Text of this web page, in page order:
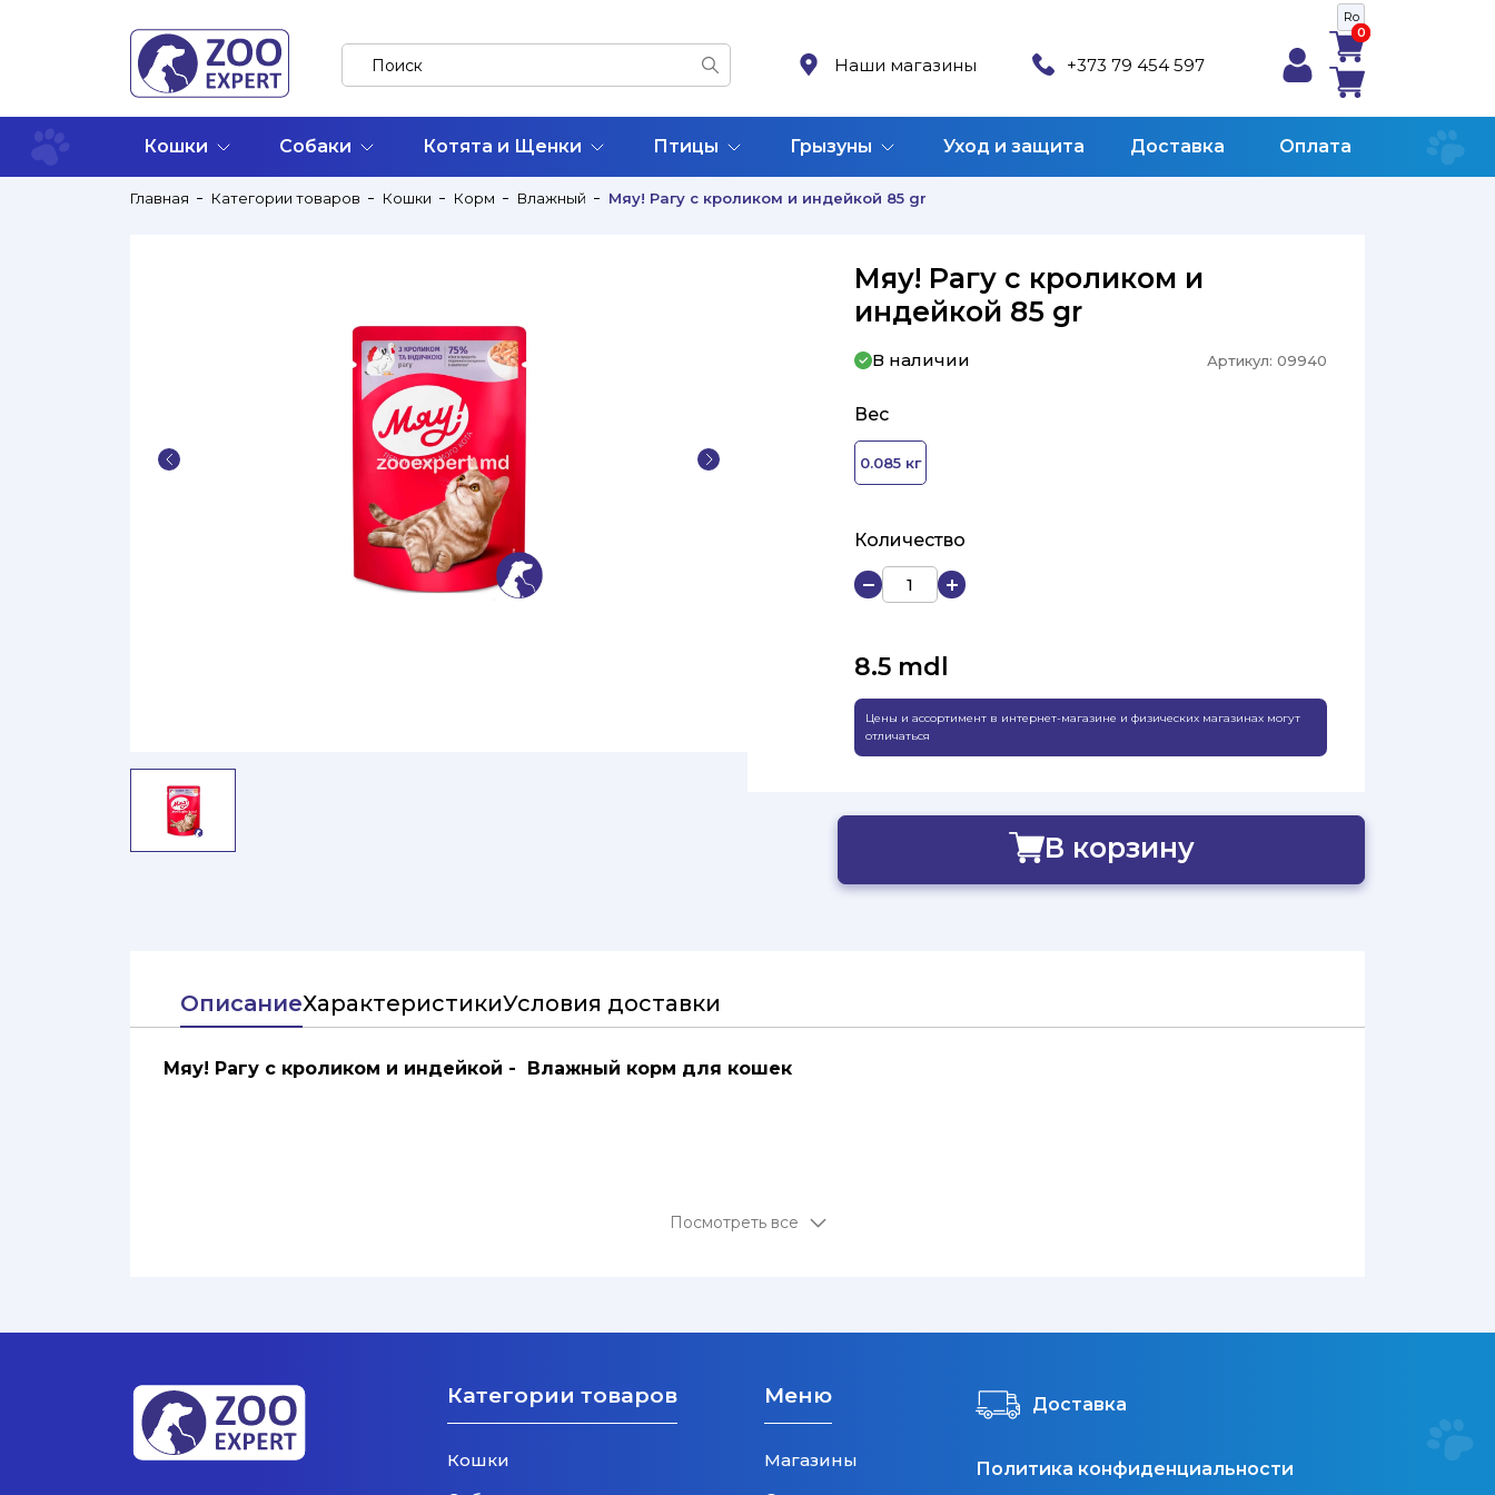
Ro
Наши магазины +373 79 454 597
0
0
Кошки Собаки Котята и Щенки Птицы Грызуны Уход и защита Доставка Оплата
Главная Категории товаров Кошки Корм Влажный Мяу! Рагу с кроликом и индейкой 85 gr
Мяу! Рагу с кроликом и
индейкой 85 gr
В наличии Артикул: 09940
Вес
0.085 кг
Количество
8.5 mdl
Цены и ассортимент в интернет-магазине и физических магазинах могут
отличаться
В корзину
ОписаниеХарактеристикиУсловия доставки
Мяу! Рагу с кроликом и индейкой - Влажный корм для кошек
Посмотреть все
Категории товаров
Кошки
Меню
Магазины
Доставка
Политика конфиденциальности